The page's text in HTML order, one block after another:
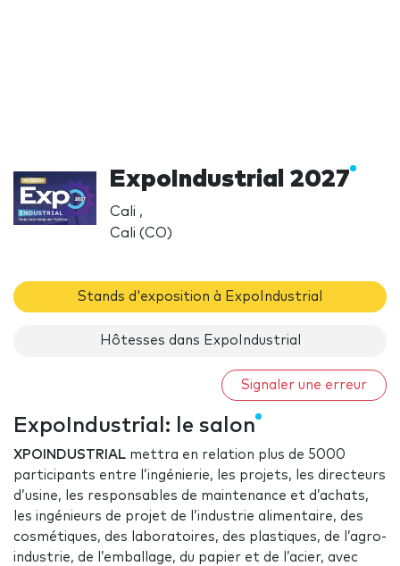
ExpoIndustrial 2027
Cali ,
Cali (CO)
Stands d'exposition à ExpoIndustrial
Hôtesses dans ExpoIndustrial
Signaler une erreur
ExpoIndustrial: le salon
XPOINDUSTRIAL mettra en relation plus de 5000
participants entre l’ingénierie, les projets, les directeurs
d’usine, les responsables de maintenance et d’achats,
les ingénieurs de projet de l’industrie alimentaire, des
cosmétiques, des laboratoires, des plastiques, de l’agro-
industrie, de l’emballage, du papier et de l’acier, avec